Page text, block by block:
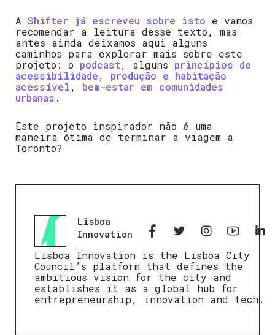
A Shifter já escreveu sobre isto e vamos
recomendar a leitura desse texto, mas
antes ainda deixamos aqui alguns
caminhos para explorar mais sobre este
projeto: o podcast, alguns princípios de
acessibilidade, produção e habitação
acessível, bem-estar em comunidades
urbanas .
Este projeto inspirador não é uma
maneira ótima de terminar a viagem a
Toronto?
Lisboa
Innovation
Lisboa Innovation is the Lisboa City
Council’s platform that defines the
ambitious vision for the city and
establishes it as a global hub for
entrepreneurship, innovation and tech.